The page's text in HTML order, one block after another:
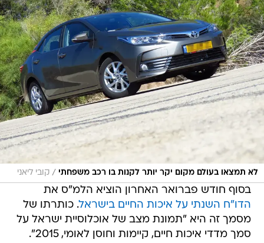
לא תמצאו בעולם מקום יקר יותר לקנות בו רכב משפחתי / קובי ליאני
בסוף חודש פברואר האחרון הוציא הלמ"ס את
הדו"ח השנתי על איכות החיים בישראל. כותרתו של
מסמך זה היא "תמונת מצב של אוכלוסיית ישראל על
סמך מדדי איכות חיים, קיימות וחוסן לאומי, 2015".